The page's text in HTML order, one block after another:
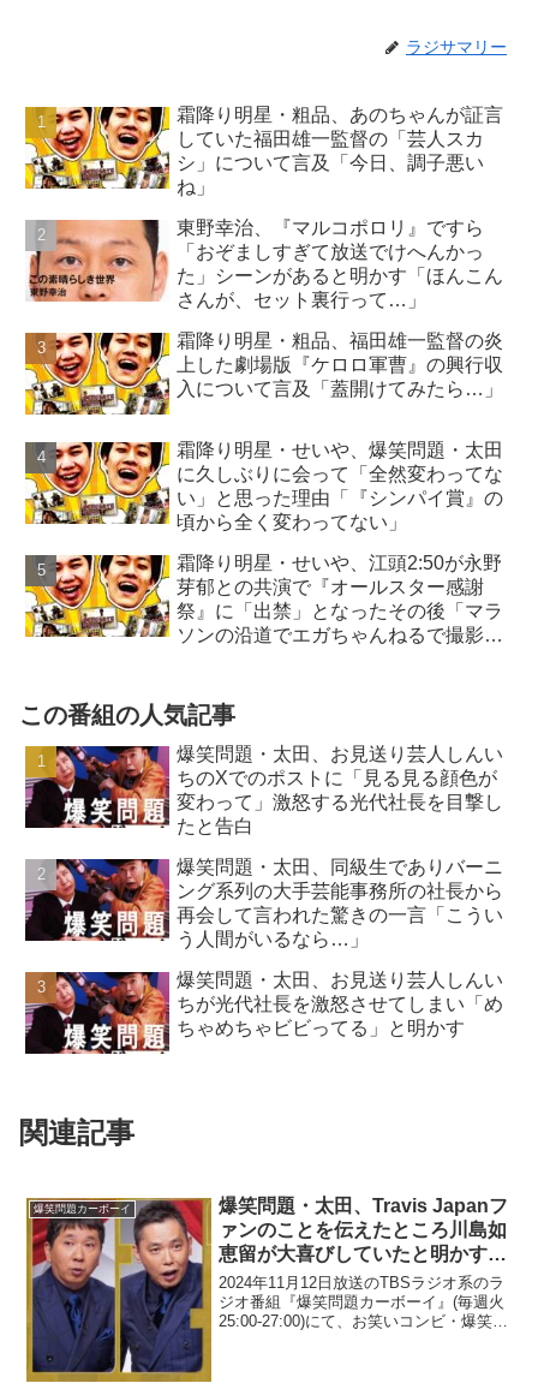
ラジサマリー
霜降り明星・粗品、あのちゃんが証言
していた福田雄一監督の「芸人スカ
シ」について言及「今日、調子悪い
ね」
東野幸治、『マルコポロリ』ですら
「おぞましすぎて放送でけへんかっ
た」シーンがあると明かす「ほんこん
さんが、セット裏行って…」
霜降り明星・粗品、福田雄一監督の炎
上した劇場版『ケロロ軍曹』の興行収
入について言及「蓋開けてみたら…」
霜降り明星・せいや、爆笑問題・太田
に久しぶりに会って「全然変わってな
い」と思った理由「『シンパイ賞』の
頃から全く変わってない」
霜降り明星・せいや、江頭2:50が永野
芽郁との共演で『オールスター感謝
祭』に「出禁」となったその後「マラ
ソンの沿道でエガちゃんねるで撮影
この番組の人気記事
爆笑問題・太田、お見送り芸人しんい
ちのXでのポストに「見る見る顔色が
変わって」激怒する光代社長を目撃し
たと告白
爆笑問題・太田、同級生でありバーニ
ング系列の大手芸能事務所の社長から
再会して言われた驚きの一言「こうい
う人間がいるなら…」
爆笑問題・太田、お見送り芸人しんい
ちが光代社長を激怒させてしまい「め
ちゃめちゃビビってる」と明かす
関連記事
爆笑問題カーボーイ
爆笑問題・太田、Travis Japanフ
ァンのことを伝えたところ川島如
恵留が大喜びしていたと明かす
「嬉しいですよ、僕は」
2024年11月12日放送のTBSラジオ系のラ
ジオ番組『爆笑問題カーボーイ』(毎週火
25:00-27:00)にて、お笑いコンビ・爆笑問